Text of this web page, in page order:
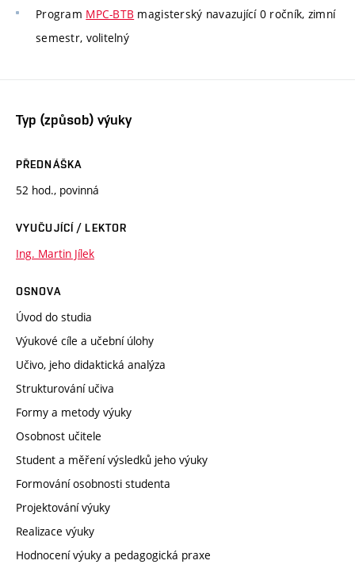
Program MPC-BTB magisterský navazující 0 ročník, zimní
semestr, volitelný
Typ (způsob) výuky
PŘEDNÁŠKA
52 hod., povinná
VYUČUJÍCÍ / LEKTOR
Ing. Martin Jílek
OSNOVA
Úvod do studia
Výukové cíle a učební úlohy
Učivo, jeho didaktická analýza
Strukturování učiva
Formy a metody výuky
Osobnost učitele
Student a měření výsledků jeho výuky
Formování osobnosti studenta
Projektování výuky
Realizace výuky
Hodnocení výuky a pedagogická praxe